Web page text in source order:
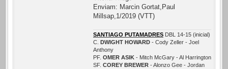
Enviam: Marcin Gortat,Paul
Millsap,1/2019 (VTT)
SANTIAGO PUTAMADRES DBL 14-15 (inicial)
C.
DWIGHT HOWARD - Cody Zeller - Joel
Anthony
PF. OMER ASIK - Mitch McGary - Al Harrington
SF. COREY BREWER - Alonzo Gee - Jordan